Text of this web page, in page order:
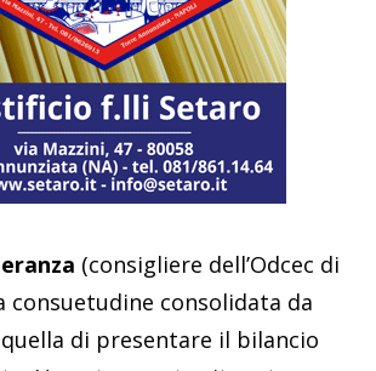
(consigliere dell’Odcec di
consuetudine consolidata da
di presentare il bilancio